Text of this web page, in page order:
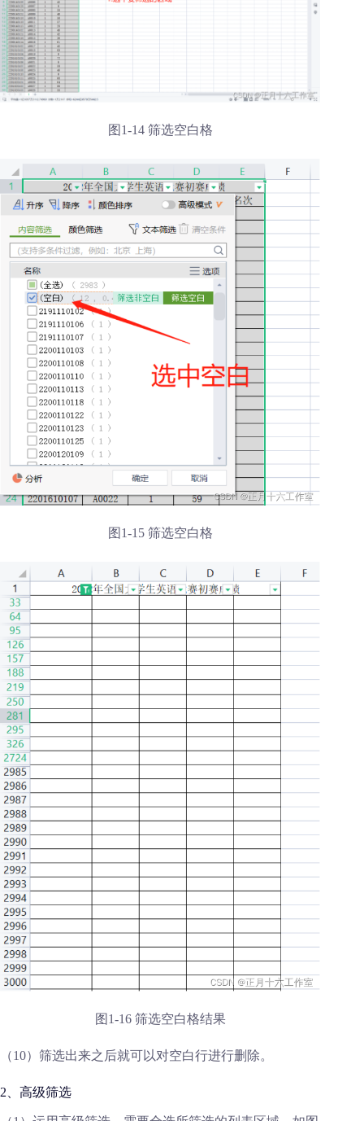
图1-14 筛选空白格
图1-15 筛选空白格
图1-16 筛选空白格结果
（10）筛选出来之后就可以对空白行进行删除。
2、高级筛选